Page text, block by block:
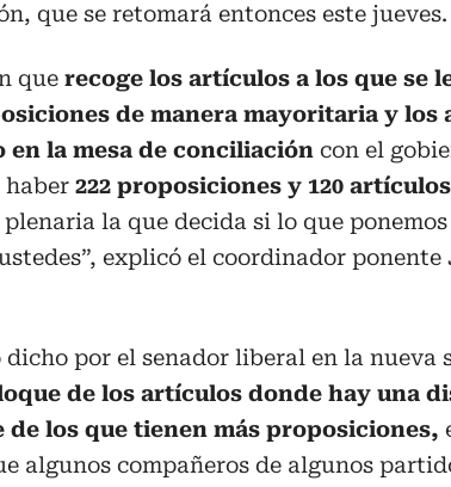
que se retomará entonces este jueves.
que recoge los artículos a los que se
de manera mayoritaria y los
la mesa de conciliación con el
haber 222 proposiciones y 120
la que decida si lo que ponemos
explicó el coordinador
dicho por el senador liberal en la nueva
de los artículos donde hay una
de los que tienen más proposiciones,
algunos compañeros de algunos